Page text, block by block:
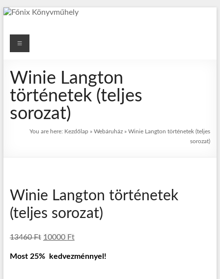
Skip
Főnix
A
kiadó
honlapja
és
Menu
Winie Langton
történetek (teljes
sorozat)
You are here: Kezdőlap »Webáruház »Winie Langton történetek (teljes
sorozat)
Winie Langton történetek
(teljes sorozat)
13460Ft 10000 Ft
Most 25% kedvezménnyel!